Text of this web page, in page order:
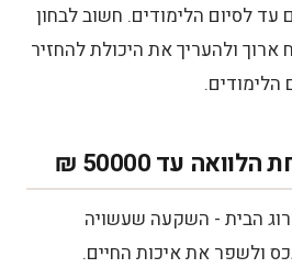
לסיום הלימודים. חשוב לבחון
ארוך ולהעריך את היכולת להחזיר
עד 50000 ₪
הבית - השקעה שעשויה
ולשפר את איכות החיים.